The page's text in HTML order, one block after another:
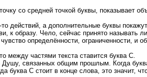
со средней точкой буквы,
действий, а дополнительные буквы
к образу. Чело, сейчас принято называть
определённости, ограниченности, и
между частями текста ставится буква С.
связанных общим прошлым. Когда
буква С стоит в конце слова, это